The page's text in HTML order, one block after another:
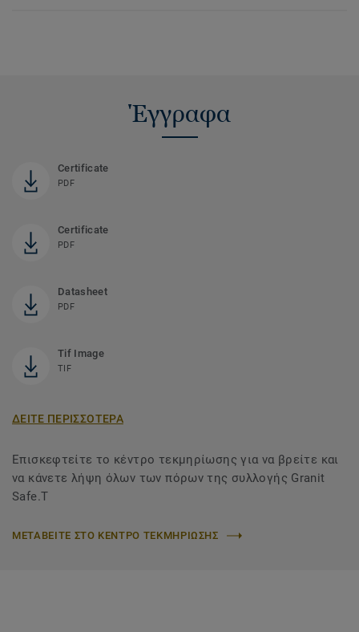
Έγγραφα
Certificate
PDF
Certificate
PDF
Datasheet
PDF
Tif Image
TIF
ΔΕΙΤΕ ΠΕΡΙΣΣΟΤΕΡΑ
Επισκεφτείτε το κέντρο τεκμηρίωσης για να βρείτε και
να κάνετε λήψη όλων των πόρων της συλλογής Granit
Safe.T
ΜΕΤΑΒΕΙΤΕ ΣΤΟ ΚΕΝΤΡΟ ΤΕΚΜΗΡΙΩΣΗΣ